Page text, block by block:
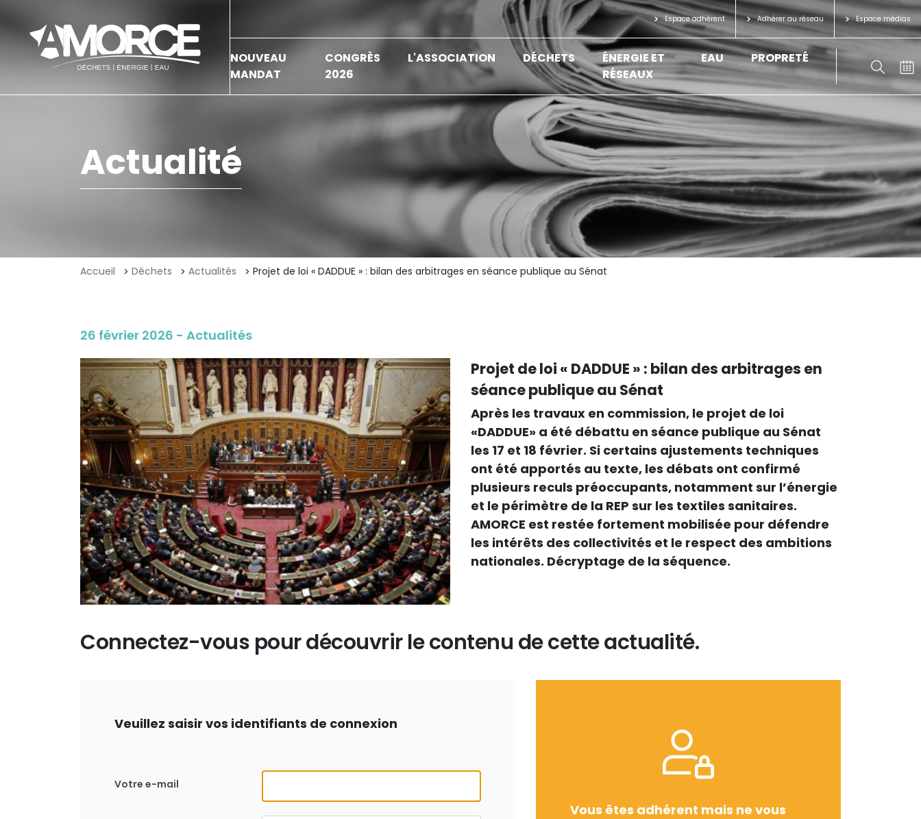
Espace adhérent Adhérer au réseau Espace médias
NOUVEAU
MANDAT
CONGRÈS
2026
L'ASSOCIATION DÉCHETS
ÉNERGIE ET
RÉSEAUX
EAU PROPRETÉ
Actualité
Accueil Déchets Actualités Projet de loi « DADDUE » : bilan des arbitrages en séance publique au Sénat
26 février 2026 - Actualités
Projet de loi « DADDUE » : bilan des arbitrages en
séance publique au Sénat
Après les travaux en commission, le projet de loi
«DADDUE» a été débattu en séance publique au Sénat
les 17 et 18 février. Si certains ajustements techniques
ont été apportés au texte, les débats ont confirmé
plusieurs reculs préoccupants, notamment sur l’énergie
et le périmètre de la REP sur les textiles sanitaires.
AMORCE est restée fortement mobilisée pour défendre
les intérêts des collectivités et le respect des ambitions
nationales. Décryptage de la séquence.
Connectez-vous pour découvrir le contenu de cette actualité.
Veuillez saisir vos identifiants de connexion
Votre e-mail
Vous êtes adhérent mais ne vous